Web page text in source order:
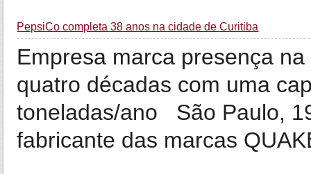
PepsiCo completa 38 anos na cidade de Curitiba
Empresa marca presença
quatro décadas com uma
toneladas/ano São Paulo,
fabricante das marcas